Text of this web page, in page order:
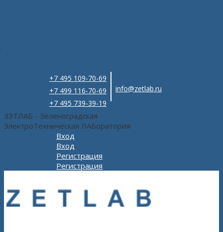
+7 495 109-70-69
+7 499 116-70-69
+7 495 739-39-19
info@zetlab.ru
ЗЭТЛАБ - Зеленоградская
ЭлектроТехническая ЛАБоратория
Вход
Вход
Регистрация
Регистрация